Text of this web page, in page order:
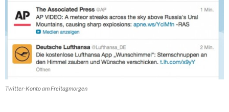
Twitter-Konto am Freitagmorgen